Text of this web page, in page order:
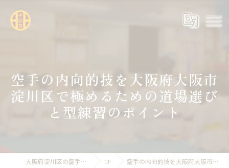
空手の内向的技を大阪府大阪市
淀川区で極めるための道場選び
と型練習のポイント
大阪府淀川区の空手なら全日本空手道連盟糸東会 千政館 コラム 空手の内向的技を大阪府大阪市淀川区で極めるための道場選びと型練習のポイント